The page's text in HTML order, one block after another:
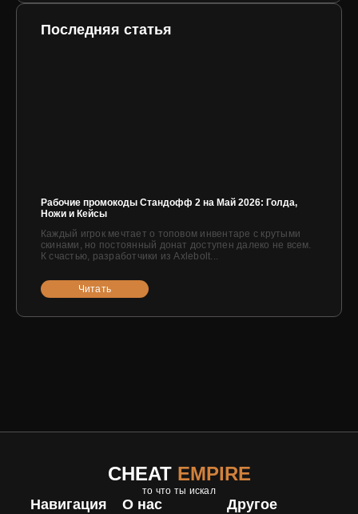
Последняя статья
Рабочие промокоды Стандофф 2 на Май 2026: Голда,
Ножи и Кейсы
Каждый игрок мечтает о топовом инвентаре с крутыми
скинами, но постоянный донат доступен далеко не всем.
К счастью, разработчики из Axlebolt...
Читать
CHEAT EMPIRE
то что ты искал
Навигация О нас Другое